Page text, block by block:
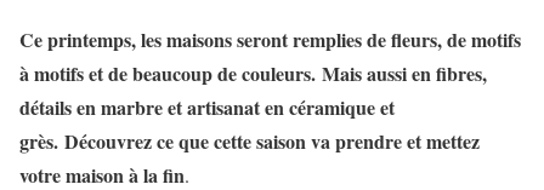
Ce printemps, les maisons seront remplies de fleurs, de motifs
à motifs et de beaucoup de couleurs. Mais aussi en fibres,
détails en marbre et artisanat en céramique et
grès. Découvrez ce que cette saison va prendre et mettez
votre maison à la fin.